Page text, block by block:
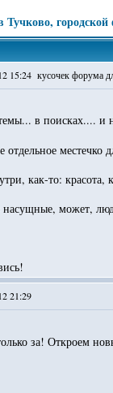
15:24 кусочек форума
в поисках....
отдельное
как-то:
может,
21:29
за! Откроем